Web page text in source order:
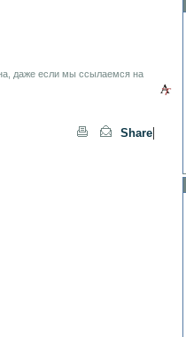
даже если мы ссылаемся на
Share|